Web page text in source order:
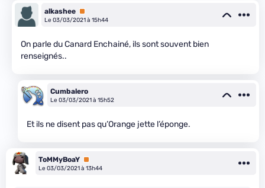
alkashee Premium
Le 03/03/2021 à 15h44
On parle du Canard Enchainé, ils sont souvent bien
renseignés..
Cumbalero
Le 03/03/2021 à 15h52
Et ils ne disent pas qu’Orange jette l’éponge.
ToMMyBoaY Premium
Le 03/03/2021 à 13h44